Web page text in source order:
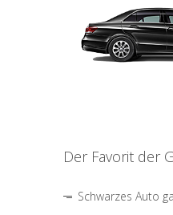
Der Favorit der
Schwarzes Auto